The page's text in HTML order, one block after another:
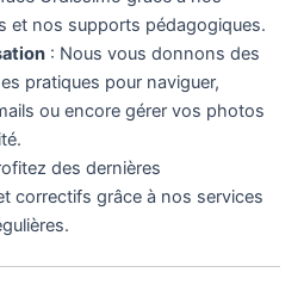
et nos supports pédagogiques.
: Nous vous donnons des
pratiques pour naviguer,
ou encore gérer vos photos
des dernières
correctifs grâce à nos services